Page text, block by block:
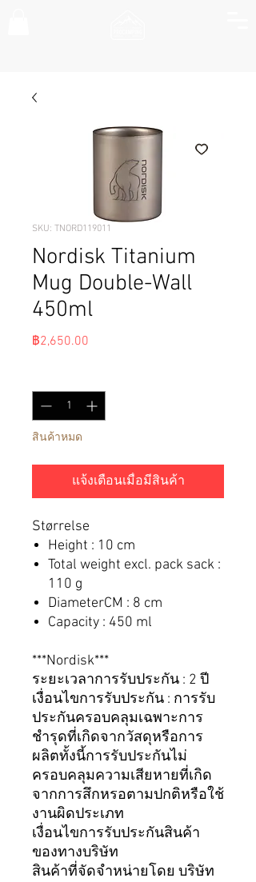
SKU: TNORD119011
Nordisk Titanium
Mug Double-Wall
450ml
฿2,650.00
สินค้าหมด
แจ้งเตือนเมื่อมีสินค้า
Størrelse
Height : 10 cm
Total weight excl. pack sack :
110 g
DiameterCM : 8 cm
Capacity : 450 ml
***Nordisk***
ระยะเวลาการรับประกัน : 2 ปี
เงื่อนไขการรับประกัน : การรับ
ประกันครอบคลุมเฉพาะการ
ชำรุดที่เกิดจากวัสดุหรือการ
ผลิตทั้งนี้การรับประกันไม่
ครอบคลุมความเสียหายที่เกิด
จากการสึกหรอตามปกติหรือใช้
งานผิดประเภท
เงื่อนไขการรับประกันสินค้า
ของทางบริษัท
สินค้าที่จัดจำหน่ายโดย บริษัท